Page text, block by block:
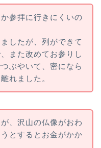
参拝に行きにくいの
したが、列ができて
また改めてお参りし
ぶやいて、密になら
れました。
、沢山の仏像がおわ
とするとお金がかか